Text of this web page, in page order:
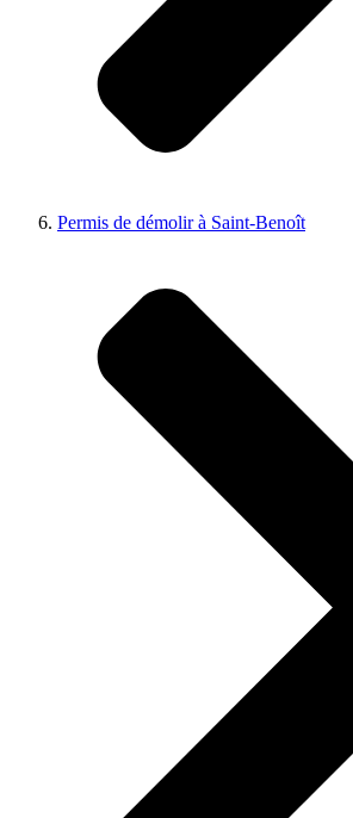
Permis de démolir à Saint-Benoît